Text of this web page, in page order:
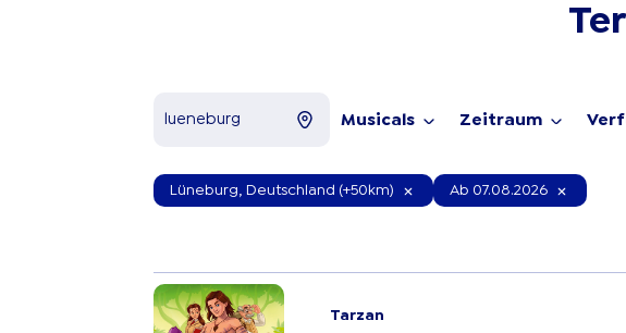
Musicals Zeitraum
Lüneburg, Deutschland (+50km) Ab 07.08.2026
Tarzan